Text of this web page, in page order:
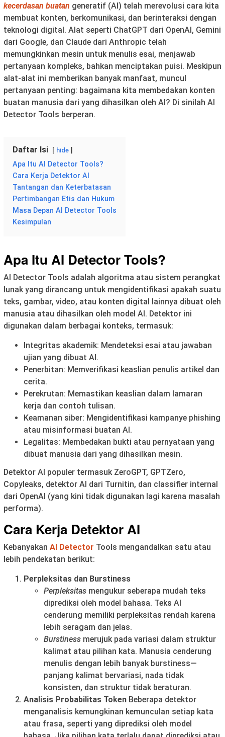
kecerdasan buatan generatif (AI) telah merevolusi cara kita
membuat konten, berkomunikasi, dan berinteraksi dengan
teknologi digital. Alat seperti ChatGPT dari OpenAI, Gemini
dari Google, dan Claude dari Anthropic telah
memungkinkan mesin untuk menulis esai, menjawab
pertanyaan kompleks, bahkan menciptakan puisi. Meskipun
alat-alat ini memberikan banyak manfaat, muncul
pertanyaan penting: bagaimana kita membedakan konten
buatan manusia dari yang dihasilkan oleh AI? Di sinilah AI
Detector Tools berperan.
Daftar Isi hide
Apa Itu AI Detector Tools?
Cara Kerja Detektor AI
Tantangan dan Keterbatasan
Pertimbangan Etis dan Hukum
Masa Depan AI Detector Tools
Kesimpulan
Apa Itu AI Detector Tools?
AI Detector Tools adalah algoritma atau sistem perangkat
lunak yang dirancang untuk mengidentifikasi apakah suatu
teks, gambar, video, atau konten digital lainnya dibuat oleh
manusia atau dihasilkan oleh model AI. Detektor ini
digunakan dalam berbagai konteks, termasuk:
Integritas akademik: Mendeteksi esai atau jawaban
ujian yang dibuat AI.
Penerbitan: Memverifikasi keaslian penulis artikel dan
cerita.
Perekrutan: Memastikan keaslian dalam lamaran
kerja dan contoh tulisan.
Keamanan siber: Mengidentifikasi kampanye phishing
atau misinformasi buatan AI.
Legalitas: Membedakan bukti atau pernyataan yang
dibuat manusia dari yang dihasilkan mesin.
Detektor AI populer termasuk ZeroGPT, GPTZero,
Copyleaks, detektor AI dari Turnitin, dan classifier internal
dari OpenAI (yang kini tidak digunakan lagi karena masalah
performa).
Cara Kerja Detektor AI
Kebanyakan AI Detector Tools mengandalkan satu atau
lebih pendekatan berikut:
Perpleksitas dan Burstiness
Perpleksitas mengukur seberapa mudah teks
diprediksi oleh model bahasa. Teks AI
cenderung memiliki perpleksitas rendah karena
lebih seragam dan jelas.
Burstiness merujuk pada variasi dalam struktur
kalimat atau pilihan kata. Manusia cenderung
menulis dengan lebih banyak burstiness—
panjang kalimat bervariasi, nada tidak
konsisten, dan struktur tidak beraturan.
Analisis Probabilitas Token Beberapa detektor
menganalisis kemungkinan kemunculan setiap kata
atau frasa, seperti yang diprediksi oleh model